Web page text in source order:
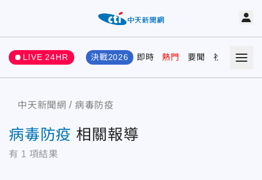
LIVE 24HR 決戰2026 即時 熱門 要聞 社會 娛樂
中天新聞網 病毒防疫
病毒防疫 相關報導
有 1 項結果